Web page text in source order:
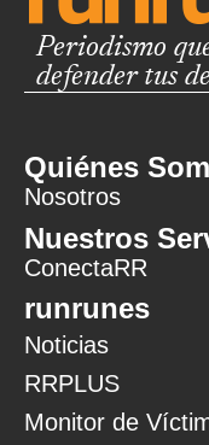
Periodismo
defender tus
Quiénes
Nosotros
Nuestros
ConectaRR
runrunes
Noticias
RRPLUS
Monitor de